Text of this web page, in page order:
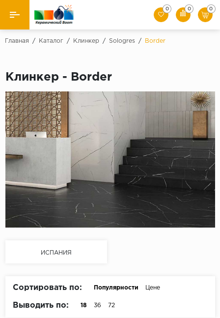
Назад
Керамическая плитка
Керамогранит
Мозаики
Искусственный камень
0 0 0
Главная / Каталог / Клинкер / Sologres / Border
Клинкер - Border
ИСПАНИЯ
Сортировать по: Популярности Цене
Выводить по: 18 36 72